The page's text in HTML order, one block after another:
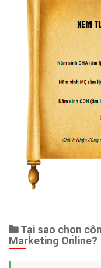
Tại sao chọn
Marketing Online?